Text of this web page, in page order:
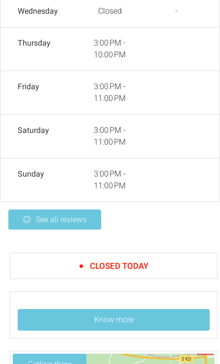
Wednesday Closed -
Thursday
3:00 PM -
10:00 PM
Friday
3:00 PM -
11:00 PM
Saturday
3:00 PM -
11:00 PM
Sunday
3:00 PM -
11:00 PM
See all reviews
CLOSED TODAY
Know more